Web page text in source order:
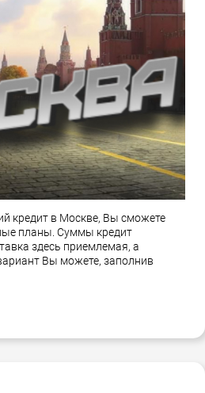
кредит в Москве, Вы сможете
планы. Суммы кредит
здесь приемлемая, а
Вы можете, заполнив